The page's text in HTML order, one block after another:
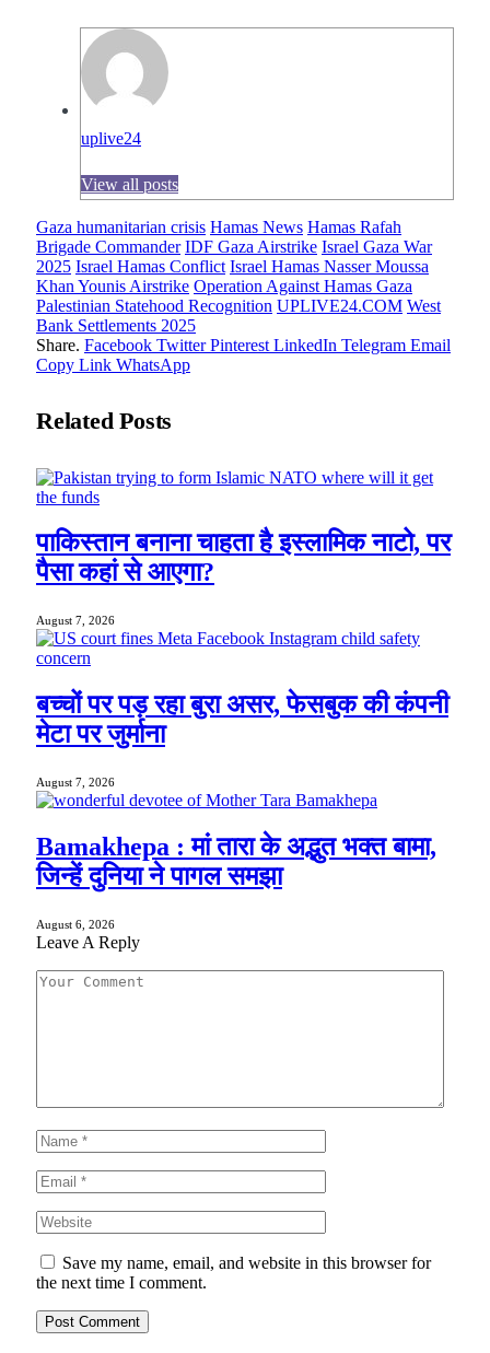
uplive24
View all posts
Gaza humanitarian crisis Hamas News Hamas Rafah
Brigade Commander IDF Gaza Airstrike Israel Gaza War
2025 Israel Hamas Conflict Israel Hamas Nasser Moussa
Khan Younis Airstrike Operation Against Hamas Gaza
Palestinian Statehood Recognition UPLIVE24.COM West
Bank Settlements 2025
Share. Facebook Twitter Pinterest LinkedIn Telegram Email
Copy Link WhatsApp
RelatedPosts
पाकिस्तान बनाना चाहता है इस्लामिक नाटो, पर
पैसा कहां से आएगा?
August 7, 2026
बच्चों पर पड़ रहा बुरा असर, फेसबुक की कंपनी
मेटा पर जुर्माना
August 7, 2026
Bamakhepa : मां तारा के अद्भुत भक्त बामा,
जिन्हें दुनिया ने पागल समझा
August 6, 2026
Leave A Reply
Save my name, email, and website in this browser for
the next time I comment.